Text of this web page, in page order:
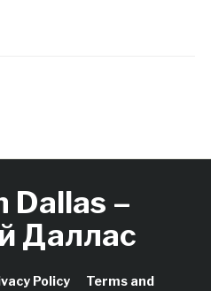
Dallas –
Даллас
Policy Terms and